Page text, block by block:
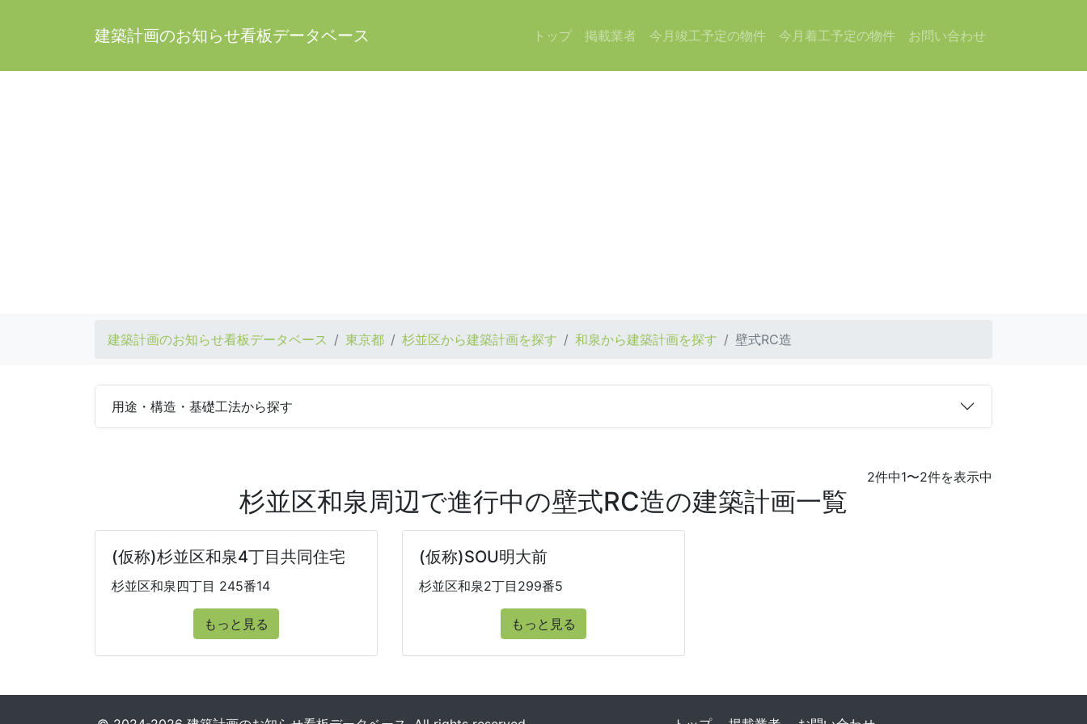
建築計画のお知らせ看板データベース トップ 掲載業者 今月竣工予定の物件 今月着工予定の物件 お問い合わせ
建築計画のお知らせ看板データベース 東京都 杉並区から建築計画を探す 和泉から建築計画を探す 壁式RC造
用途・構造・基礎工法から探す
2件中1〜2件を表示中
杉並区和泉周辺で進行中の壁式RC造の建築計画一覧
(仮称)杉並区和泉4丁目共同住宅
杉並区和泉四丁目 245番14
もっと見る
(仮称)SOU明大前
杉並区和泉2丁目299番5
もっと見る